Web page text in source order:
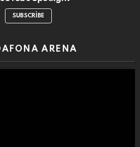
SUBSCRIBE
ARENA